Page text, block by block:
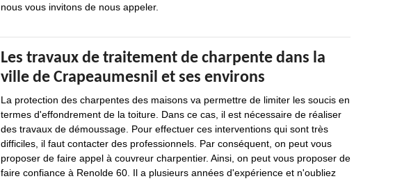
nous vous invitons de nous appeler.
Les travaux de traitement de charpente dans la
ville de Crapeaumesnil et ses environs
La protection des charpentes des maisons va permettre de limiter les soucis en
termes d'effondrement de la toiture. Dans ce cas, il est nécessaire de réaliser
des travaux de démoussage. Pour effectuer ces interventions qui sont très
difficiles, il faut contacter des professionnels. Par conséquent, on peut vous
proposer de faire appel à couvreur charpentier. Ainsi, on peut vous proposer de
faire confiance à Renolde 60. Il a plusieurs années d'expérience et n'oubliez